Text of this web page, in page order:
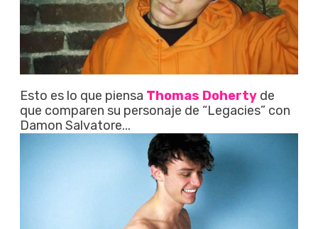
Esto es lo que piensa Thomas Doherty de
que comparen su personaje de “Legacies” con
Damon Salvatore...